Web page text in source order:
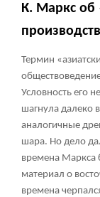
К. Маркс об
Термин
Условность его
шагнула далеко
аналогичные
шара. Но дело
времена
материал о
времена